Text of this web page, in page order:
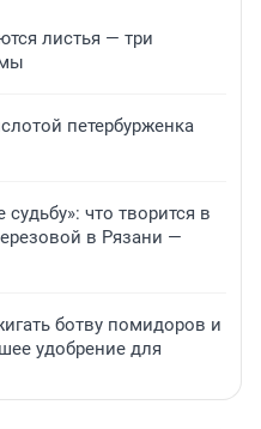
листья — три
петербурженка
что творится в
в Рязани —
ботву помидоров и
удобрение для